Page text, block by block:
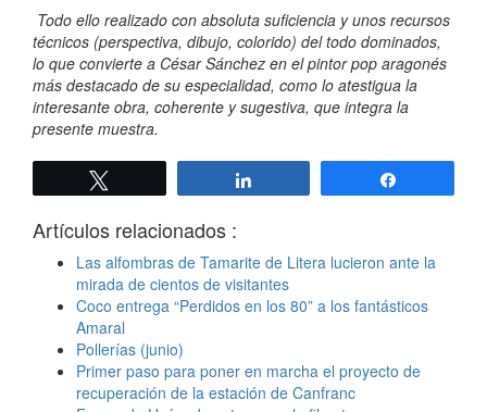
Todo ello realizado con absoluta suficiencia y unos recursos
técnicos (perspectiva, dibujo, colorido) del todo dominados,
lo que convierte a César Sánchez en el pintor pop aragonés
más destacado de su especialidad, como lo atestigua la
interesante obra, coherente y sugestiva, que integra la
presente muestra.
Artículos relacionados :
Las alfombras de Tamarite de Litera lucieron ante la
mirada de cientos de visitantes
Coco entrega “Perdidos en los 80” a los fantásticos
Amaral
Pollerías (junio)
Primer paso para poner en marcha el proyecto de
recuperación de la estación de Canfranc